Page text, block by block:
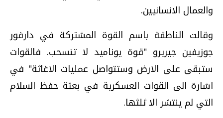
والعمال الانسانيين.
وقالت الناطقة باسم القوة المشتركة في دارفور
جوزيفين جيريرو "قوة يوناميد لا تنسحب. فالقوات
ستبقى على الارض وستتواصل عمليات الاغاثة" في
اشارة الى القوات العسكرية في بعثة حفظ السلام
التي لم ينتشر الا ثلثها.